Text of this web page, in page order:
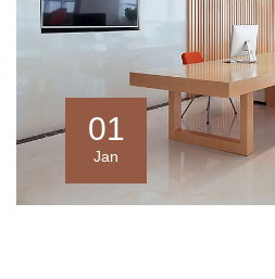
01
Jan